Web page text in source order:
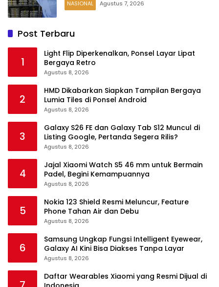
NASIONAL Agustus 7, 2026
Post Terbaru
1
Light Flip Diperkenalkan, Ponsel Layar Lipat
Bergaya Retro
Agustus 8, 2026
2
HMD Dikabarkan Siapkan Tampilan Bergaya
Lumia Tiles di Ponsel Android
Agustus 8, 2026
3
Galaxy S26 FE dan Galaxy Tab S12 Muncul di
Listing Google, Pertanda Segera Rilis?
Agustus 8, 2026
4
Jajal Xiaomi Watch S5 46 mm untuk Bermain
Padel, Begini Kemampuannya
Agustus 8, 2026
5
Nokia 123 Shield Resmi Meluncur, Feature
Phone Tahan Air dan Debu
Agustus 8, 2026
6
Samsung Ungkap Fungsi Intelligent Eyewear,
Galaxy AI Kini Bisa Diakses Tanpa Layar
Agustus 8, 2026
Daftar Wearables Xiaomi yang Resmi Dijual di